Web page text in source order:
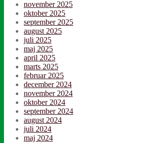
november 2025
oktober 2025
september 2025
august 2025
juli 2025
maj 2025
april 2025
marts 2025
februar 2025
december 2024
november 2024
oktober 2024
september 2024
august 2024
juli 2024
maj 2024